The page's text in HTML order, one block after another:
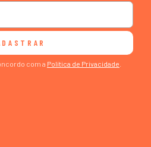
com a Política de Privacidade